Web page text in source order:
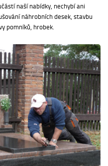
naší nabídky, nechybí ani
náhrobních desek, stavbu
pomníků, hrobek.